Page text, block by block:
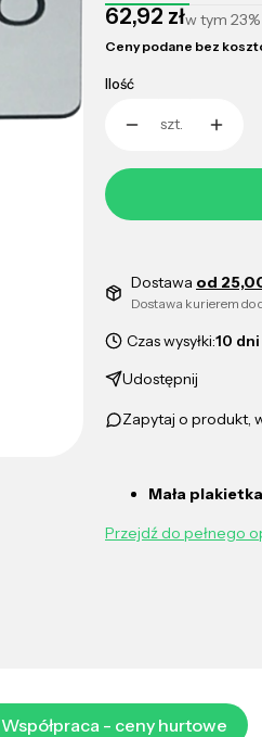
Cena
62,92 złw tym 23%
Ceny podane bez
Ilość
szt.
Dostawa od
Dostawa kurierem do
Czas wysyłki:10 dni
Udostępnij
Zapytaj o produkt,
Mała
Przejdź do pełnego
Współpraca - ceny hurtowe